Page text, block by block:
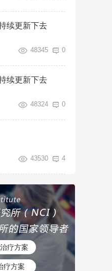
续更新下去
48345 0
续更新下去
48324 0
43530 4
疗方案
疗方案